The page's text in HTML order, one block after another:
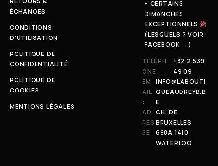
ÉCHANGES
CONDITIONS
D'UTILISATION
POLITIQUE DE
CONFIDENTIALITÉ
POLITIQUE DE
COOKIES
MENTIONS LÉGALES
+ CERTAINS
DIMANCHES
EXCEPTIONNELS
(LESQUELS ? VOIR
FACEBOOK →)
TÉLÉPH
ONE :
+32 2 539
49 09
EM
AIL
:
INFO@LABOUTI
QUEAUDREYB.B
E
AD
RES
SE :
CH. DE
BRUXELLES
698A 1410
WATERLOO